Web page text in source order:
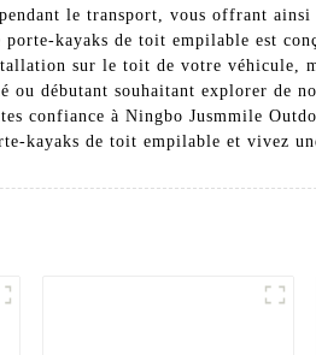
le transport, vous offrant
kayaks de toit empilable est
sur le toit de votre véhicule,
ou débutant souhaitant explorer de
confiance à Ningbo Jusmmile
kayaks de toit empilable et vivez